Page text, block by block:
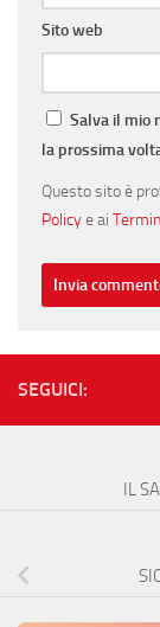
Sito web
Salva il mio
la prossima
Questo sito è
Policye ai
SEGUICI:
IL